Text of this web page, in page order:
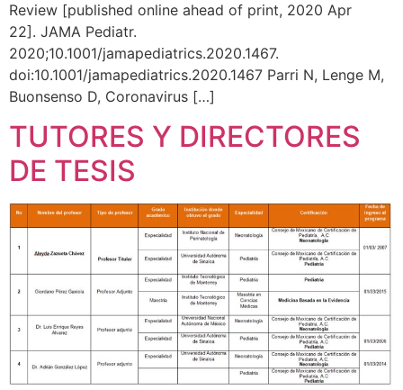
Review [published online ahead of print, 2020 Apr
22]. JAMA Pediatr.
2020;10.1001/jamapediatrics.2020.1467.
doi:10.1001/jamapediatrics.2020.1467 Parri N, Lenge M,
Buonsenso D, Coronavirus […]
TUTORES Y DIRECTORES
DE TESIS